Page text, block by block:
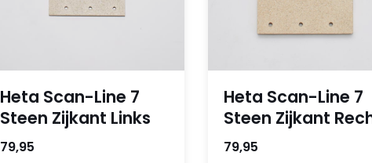
Heta Scan-Line 7
Steen Zijkant Links
79,95
Heta Scan-Line 7
Steen Zijkant
79,95